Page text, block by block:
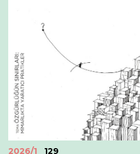
2026/1 129